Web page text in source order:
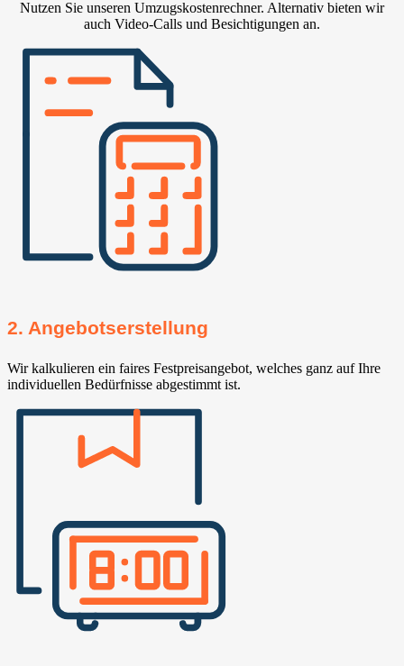
Nutzen Sie unseren Umzugskostenrechner. Alternativ bieten wir
auch Video-Calls und Besichtigungen an.
2. Angebotserstellung
Wir kalkulieren ein faires Festpreisangebot, welches ganz auf Ihre
individuellen Bedürfnisse abgestimmt ist.